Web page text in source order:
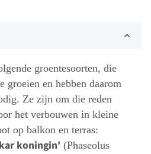
groentesoorten, die
groeien en hebben daarom
Ze zijn om die reden
het verbouwen in kleine
op balkon en terras:
koningin' (Phaseolus